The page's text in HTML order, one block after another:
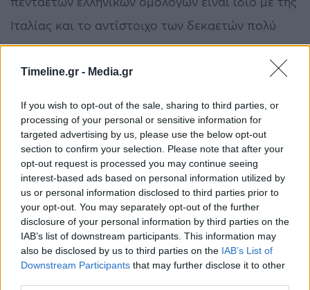
Timeline.gr - Media.gr
If you wish to opt-out of the sale, sharing to third parties, or
processing of your personal or sensitive information for
targeted advertising by us, please use the below opt-out
section to confirm your selection. Please note that after your
opt-out request is processed you may continue seeing
interest-based ads based on personal information utilized by
us or personal information disclosed to third parties prior to
your opt-out. You may separately opt-out of the further
disclosure of your personal information by third parties on the
IAB’s list of downstream participants. This information may
also be disclosed by us to third parties on the IAB’s List of
Downstream Participants that may further disclose it to other
Ιταλίας και το αντίστοιχο των δεκαετών πολύ
κοντά.
οικονομίας και ο διαχειριστής χαρτοφυλακίου
στη Legal & General Investment Management, Εμίλ
φαν ντεν Χάιλιγκενμπεργκ. «Η Ελλάδα παραμένει
γλυκό κέρασμα για μας», λέει, σημειώνοντας ότι
μολονότι η σχέση κρατικού χρέους / ΑΕΠ στη
χώρα μας είναι στο 180%, υπάρχουν πολλά
θετικά στοιχεία που προκύπτουν από την
ελληνική οικονομία, και ειδικά ο δείκτης PMI,